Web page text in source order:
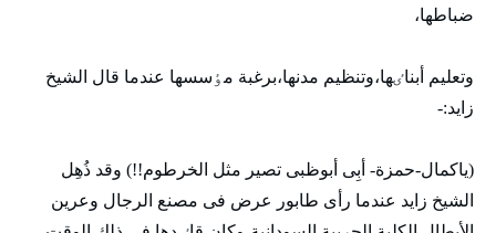
ضباطها،
وتعليم أبناٸها،وتنظيم مدنها،برغبة مٶسسها عندما قال الشيخ
زايد:-
(ياكمال-حمزة- أبِی أبوظبی تصير مثل الخرطوم!!) وقد ذُهِل
الشيخ زايد عندما رأی طابور عرض فی مصنع الرجال وعرين